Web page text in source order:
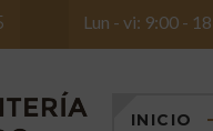
Lun - vi: 9:00 -
INICIO